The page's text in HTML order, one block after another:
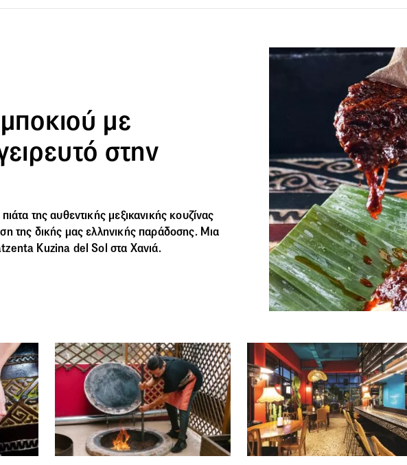
με
στην
της αυθεντικής μεξικανικής κουζίνας
της δικής μας ελληνικής παράδοσης. Μια
Kuzina del Sol στα Χανιά.